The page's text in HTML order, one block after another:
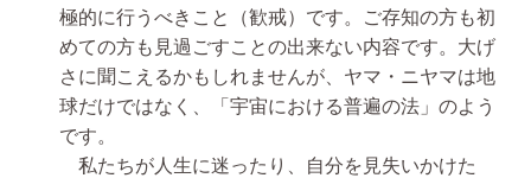
極的に行うべきこと（歓戒）です。ご存知の方も初
めての方も見過ごすことの出来ない内容です。大げ
さに聞こえるかもしれませんが、ヤマ・ニヤマは地
球だけではなく、「宇宙における普遍の法」のよう
です。
私たちが人生に迷ったり、自分を見失いかけた